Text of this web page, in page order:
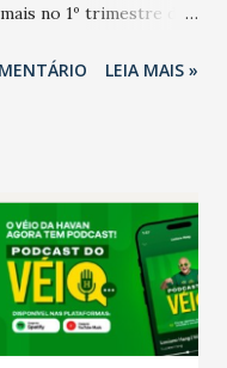
no 1º trimestre de
56% também
pagamento do 13º
já que o
dos anos recentes.
de 2025, 40% dos
lucro e outros 40%
LEIA MAIS »